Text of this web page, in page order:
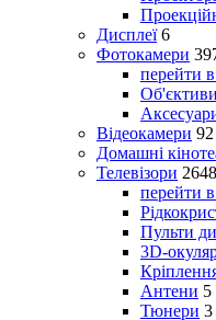
Дисплеї 6
Фотокамери
перейти
Об'єктиви
Відеокамери 92
Домашні
Телевізори 2648
перейти
Пульти
3D-
Антени 5
Тюнери 3